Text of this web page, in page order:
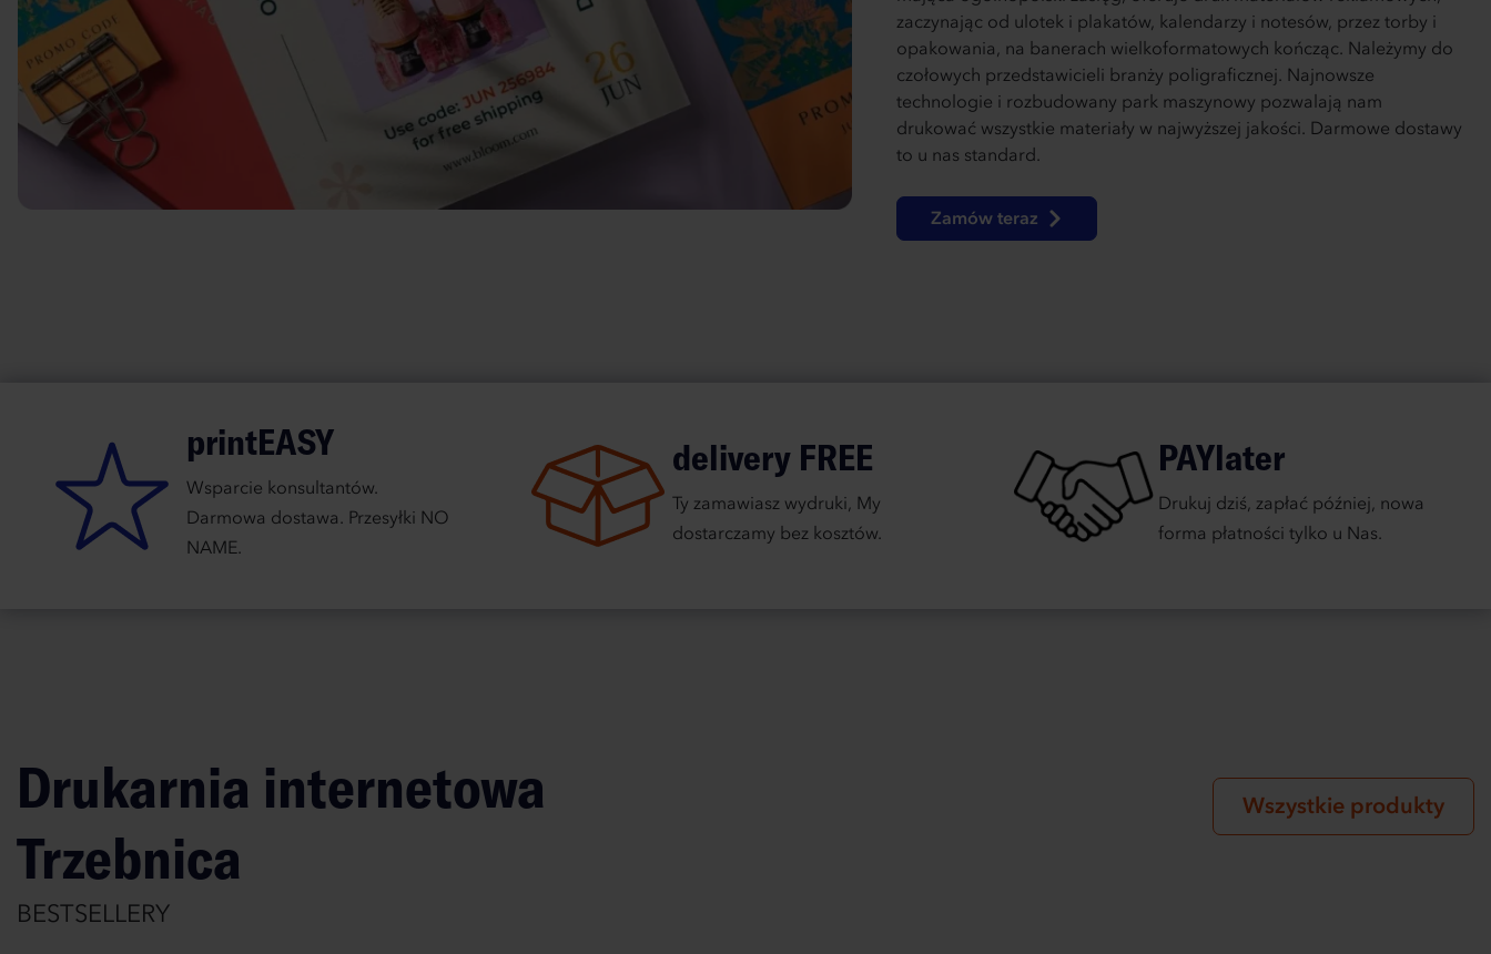
zaczynając od ulotek i plakatów, kalendarzy i notesów, przez torby i
opakowania, na banerach wielkoformatowych kończąc. Należymy do
czołowych przedstawicieli branży poligraficznej. Najnowsze
technologie i rozbudowany park maszynowy pozwalają nam
drukować wszystkie materiały w najwyższej jakości. Darmowe dostawy
to u nas standard.
Zamów teraz
printEASY
Wsparcie konsultantów.
Darmowa dostawa. Przesyłki NO
NAME.
delivery FREE
Ty zamawiasz wydruki, My
dostarczamy bez kosztów.
PAYlater
Drukuj dziś, zapłać później, nowa
forma płatności tylko u Nas.
Drukarnia internetowa
Trzebnica
BESTSELLERY
Wszystkie produkty